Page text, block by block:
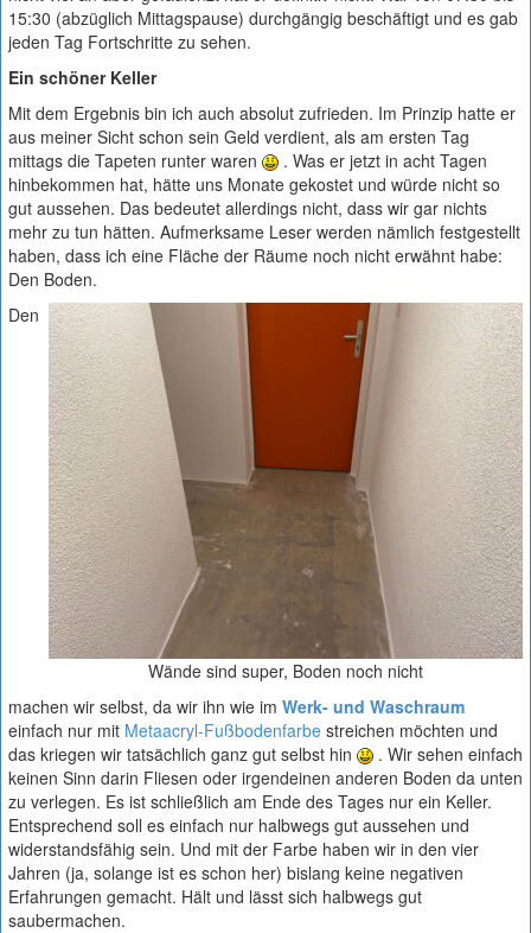
15:30 (abzüglich Mittagspause) durchgängig beschäftigt und es gab
jeden Tag Fortschritte zu sehen.
Ein schöner Keller
Mit dem Ergebnis bin ich auch absolut zufrieden. Im Prinzip hatte er
aus meiner Sicht schon sein Geld verdient, als am ersten Tag
mittags die Tapeten runter waren
. Was er jetzt in acht Tagen
hinbekommen hat, hätte uns Monate gekostet und würde nicht so
gut aussehen. Das bedeutet allerdings nicht, dass wir gar nichts
mehr zu tun hätten. Aufmerksame Leser werden nämlich festgestellt
haben, dass ich eine Fläche der Räume noch nicht erwähnt habe:
Den Boden.
Wände sind super, Boden noch nicht
Den
machen wir selbst, da wir ihn wie im Werk- und Waschraum
einfach nur mit Metaacryl-Fußbodenfarbe streichen möchten und
das kriegen wir tatsächlich ganz gut selbst hin
. Wir sehen einfach
keinen Sinn darin Fliesen oder irgendeinen anderen Boden da unten
zu verlegen. Es ist schließlich am Ende des Tages nur ein Keller.
Entsprechend soll es einfach nur halbwegs gut aussehen und
widerstandsfähig sein. Und mit der Farbe haben wir in den vier
Jahren (ja, solange ist es schon her) bislang keine negativen
Erfahrungen gemacht. Hält und lässt sich halbwegs gut
saubermachen.